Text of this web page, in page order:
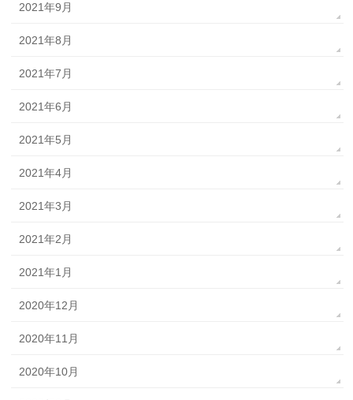
2021年9月
2021年8月
2021年7月
2021年6月
2021年5月
2021年4月
2021年3月
2021年2月
2021年1月
2020年12月
2020年11月
2020年10月